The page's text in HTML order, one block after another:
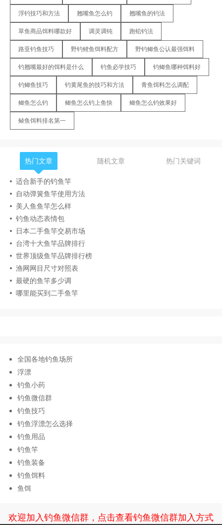
浮钓技巧和方法 翘嘴鱼怎么钓 翘嘴鱼的钓法
草鱼商品饵料哪款好 调灵调钝 跑铅钓法
路亚钓鱼技巧 野钓鲤鱼饵料配方 野钓鲫鱼公认最强饵料
钓翘嘴最好的饵料是什么 钓鱼必学技巧 钓鲫鱼哪种饵料好
钓鲫鱼技巧 钓黄尾鱼的技巧和方法 青鱼饵料怎么调配
鲫鱼怎么钓 鲫鱼怎么钓上鱼快 鲫鱼怎么钓效果好
鲮鱼饵料排名第一
热门文章 随机文章 热门关键词
适合新手的钓鱼竿
自动弹簧鱼竿使用方法
美人鱼鱼竿怎么样
钓鱼动态表情包
日本二手鱼竿交易市场
台湾十大鱼竿品牌排行
世界顶级鱼竿品牌排行榜
渔网网目尺寸对照表
最硬的鱼竿多少调
哪里能买到二手鱼竿
全国各地钓鱼场所
浮漂
钓鱼小药
钓鱼微信群
钓鱼技巧
钓鱼浮漂怎么选择
钓鱼用品
钓鱼竿
钓鱼装备
钓鱼饵料
鱼饵
欢迎加入钓鱼微信群，点击查看钓鱼微信群加入方式